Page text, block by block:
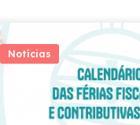
Notícias